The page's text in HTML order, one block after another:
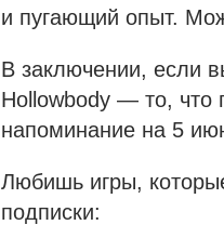
и пугающий опыт.
В заключении, если
Hollowbody — то,
напоминание на 5
Любишь игры,
подписки: